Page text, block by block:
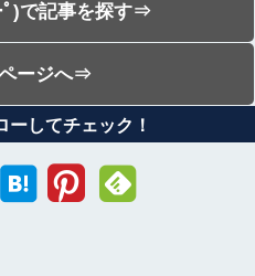
ﾟ)で記事を探す⇒
ージへ⇒
ーしてチェック！